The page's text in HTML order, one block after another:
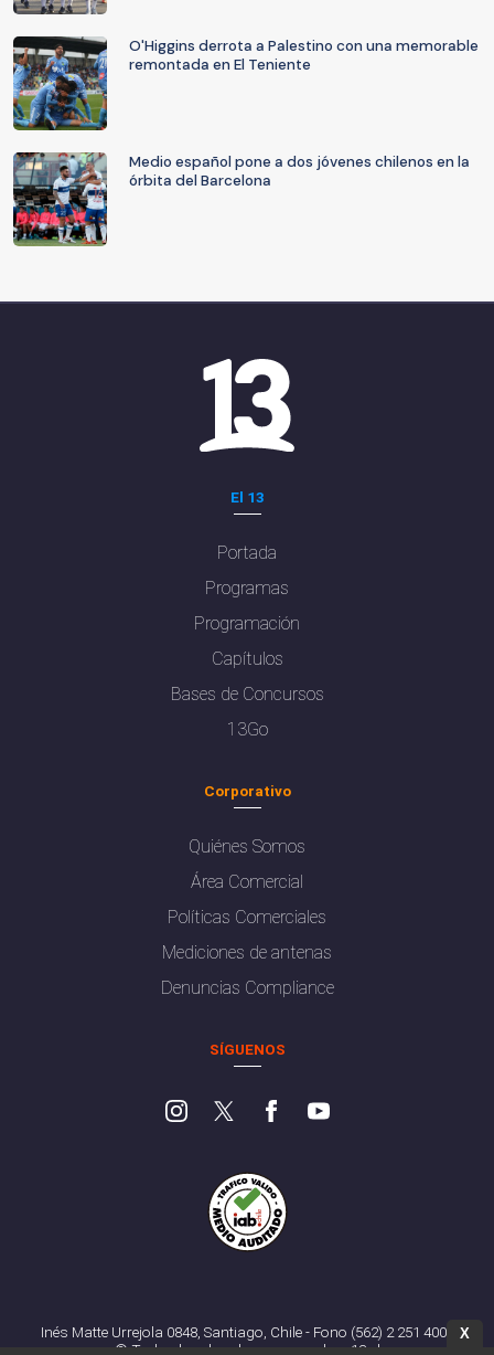
O'Higgins derrota a Palestino con una memorable
remontada en El Teniente
Medio español pone a dos jóvenes chilenos en la
órbita del Barcelona
El 13
Portada
Programas
Programación
Capítulos
Bases de Concursos
13Go
Corporativo
Quiénes Somos
Área Comercial
Políticas Comerciales
Mediciones de antenas
Denuncias Compliance
SÍGUENOS
Inés Matte Urrejola 0848, Santiago, Chile - Fono (562) 2 251 4000
© Todos los derechos reservados. 13.cl
X